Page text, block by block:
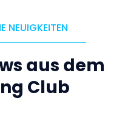
NEUIGKEITEN
aus dem
Club